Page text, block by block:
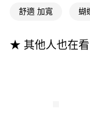
2.基於同意付款使用
3.完整用戶服務條款，
※ 交易是否成功請以
付款後萊爾富取貨
7-11付款取貨
舒適 加寬 蝴
★ 其他人也在看